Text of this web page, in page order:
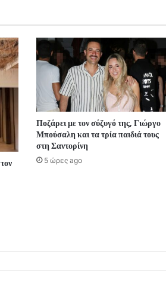
Ποζάρει με τον σύζυγό της, Γιώργο
Μπούσαλη και τα τρία παιδιά τους
στη Σαντορίνη
5 ώρες ago